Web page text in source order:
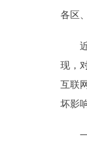
政务服务
各区
近
现，
互联
坏影
一